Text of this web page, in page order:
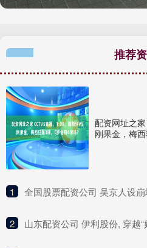
推荐
配资网址之
刚果金，梅
1 全国股票配资公司 吴京人设崩塌引众怒
2 山东配资公司 伊利股份, 穿越“